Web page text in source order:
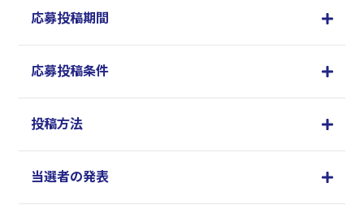
応募投稿期間
応募投稿条件
投稿方法
当選者の発表